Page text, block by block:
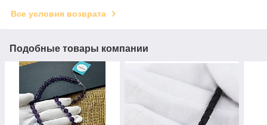
Все условия возврата
Подобные товары компании